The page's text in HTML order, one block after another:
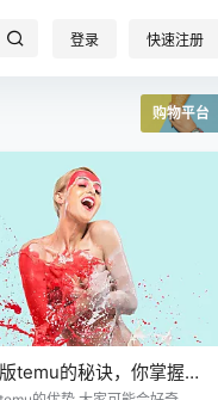
登录 快速注册
购物平台
temu的秘诀，你掌握了